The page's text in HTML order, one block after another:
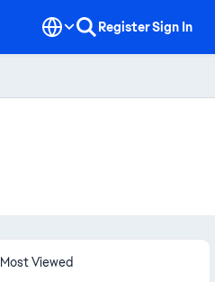
RegisterSign In
Most Viewed